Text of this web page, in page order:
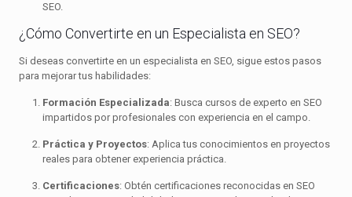
SEO.
¿Cómo Convertirte en un Especialista en SEO?
Si deseas convertirte en un especialista en SEO, sigue estos pasos
para mejorar tus habilidades:
Formación Especializada: Busca cursos de experto en SEO
impartidos por profesionales con experiencia en el campo.
Práctica y Proyectos: Aplica tus conocimientos en proyectos
reales para obtener experiencia práctica.
Certificaciones: Obtén certificaciones reconocidas en SEO